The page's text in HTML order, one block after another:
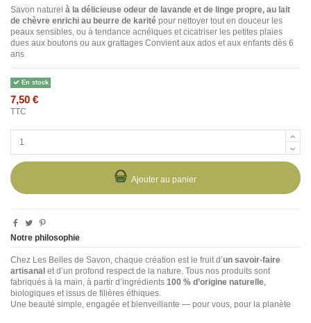
Savon naturel à la délicieuse odeur de lavande et de linge propre, au lait
de chèvre enrichi au beurre de karité pour nettoyer tout en douceur les
peaux sensibles, ou à tendance acnéiques et cicatriser les petites plaies
dues aux boutons ou aux grattages Convient aux ados et aux enfants dès 6
ans
En stock
7,50 €
TTC
Ajouter au panier
Notre philosophie
Chez Les Belles de Savon, chaque création est le fruit d’un savoir-faire
artisanal et d’un profond respect de la nature. Tous nos produits sont
fabriqués à la main, à partir d’ingrédients 100 % d’origine naturelle,
biologiques et issus de filières éthiques.
Une beauté simple, engagée et bienveillante — pour vous, pour la planète